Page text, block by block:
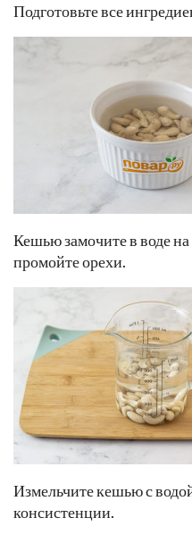
Подготовьте все
Кешью замочите в воде на
промойте орехи.
Измельчите кешью с
консистенции.